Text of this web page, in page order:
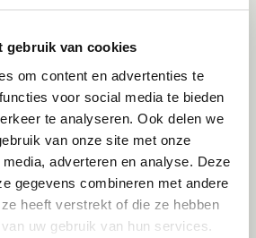
gebruik van cookies
om content en advertenties te
voor social media te bieden
te analyseren. Ook delen we
van onze site met onze
adverteren en analyse. Deze
gegevens combineren met andere
heeft verstrekt of die ze hebben
uw gebruik van hun services.